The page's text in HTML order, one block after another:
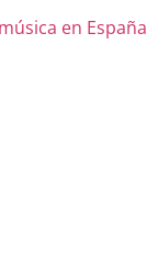
música en España